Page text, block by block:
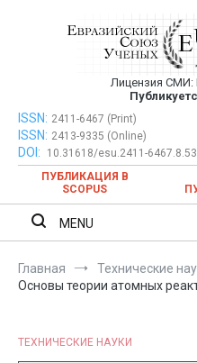
публикация
ежемесячном
Лицензия СМИ:
Евразийский Союз Ученых
ежемесячном
ISSN: 2411-6467 (Print)
ISSN: 2413-9335 (Online)
DOI:
10.31618/esu.2411-
ПУБЛИКАЦИЯ В
SCOPUS
MENU
Главная
Технические
Основы теории атомных
ТЕХНИЧЕСКИЕ НАУКИ